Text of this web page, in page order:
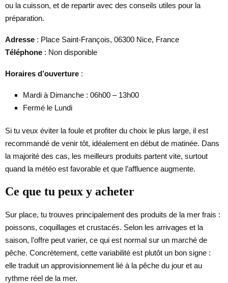
ou la cuisson, et de repartir avec des conseils utiles pour la
préparation.
Adresse : Place Saint-François, 06300 Nice, France
Téléphone : Non disponible
Horaires d’ouverture :
Mardi à Dimanche : 06h00 – 13h00
Fermé le Lundi
Si tu veux éviter la foule et profiter du choix le plus large, il est
recommandé de venir tôt, idéalement en début de matinée. Dans
la majorité des cas, les meilleurs produits partent vite, surtout
quand la météo est favorable et que l’affluence augmente.
Ce que tu peux y acheter
Sur place, tu trouves principalement des produits de la mer frais :
poissons, coquillages et crustacés. Selon les arrivages et la
saison, l’offre peut varier, ce qui est normal sur un marché de
pêche. Concrètement, cette variabilité est plutôt un bon signe :
elle traduit un approvisionnement lié à la pêche du jour et au
rythme réel de la mer.